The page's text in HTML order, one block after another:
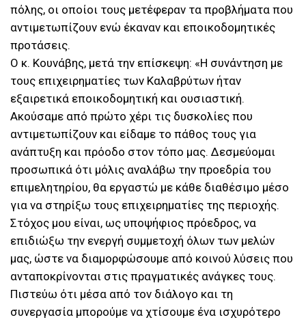
πόλης, οι οποίοι τους μετέφεραν τα προβλήματα που
αντιμετωπίζουν ενώ έκαναν και εποικοδομητικές
προτάσεις.
Ο κ. Κουνάβης, μετά την επίσκεψη: «Η συνάντηση με
τους επιχειρηματίες των Καλαβρύτων ήταν
εξαιρετικά εποικοδομητική και ουσιαστική.
Ακούσαμε από πρώτο χέρι τις δυσκολίες που
αντιμετωπίζουν και είδαμε το πάθος τους για
ανάπτυξη και πρόοδο στον τόπο μας. Δεσμεύομαι
προσωπικά ότι μόλις αναλάβω την προεδρία του
επιμελητηρίου, θα εργαστώ με κάθε διαθέσιμο μέσο
για να στηρίξω τους επιχειρηματίες της περιοχής.
Στόχος μου είναι, ως υποψήφιος πρόεδρος, να
επιδιώξω την ενεργή συμμετοχή όλων των μελών
μας, ώστε να διαμορφώσουμε από κοινού λύσεις που
ανταποκρίνονται στις πραγματικές ανάγκες τους.
Πιστεύω ότι μέσα από τον διάλογο και τη
συνεργασία μπορούμε να χτίσουμε ένα ισχυρότερο